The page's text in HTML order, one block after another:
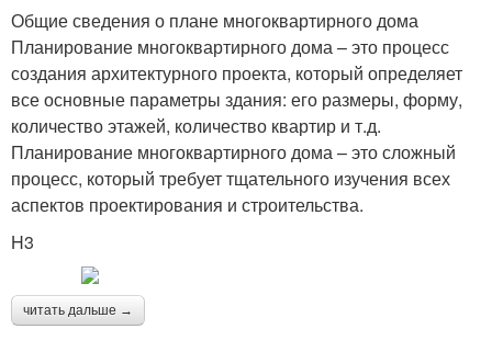
Общие сведения о плане многоквартирного дома
Планирование многоквартирного дома – это процесс
создания архитектурного проекта, который определяет
все основные параметры здания: его размеры, форму,
количество этажей, количество квартир и т.д.
Планирование многоквартирного дома – это сложный
процесс, который требует тщательного изучения всех
аспектов проектирования и строительства.
H3
читать дальше →